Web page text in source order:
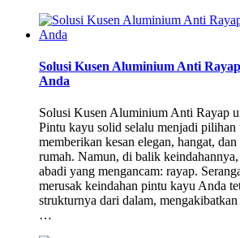
Solusi Kusen Aluminium Anti
Anda
Solusi Kusen Aluminium Anti Rayap
Pintu kayu solid selalu menjadi pilihan
memberikan kesan elegan, hangat,
rumah. Namun, di balik
abadi yang mengancam: rayap.
merusak keindahan pintu kayu Anda
strukturnya dari dalam,
…